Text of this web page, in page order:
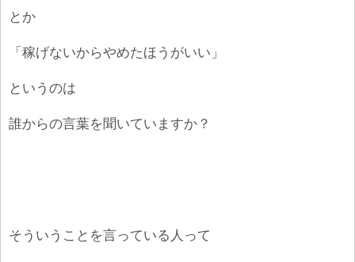
とか
「稼げないからやめたほうがいい」
というのは
誰からの言葉を聞いていますか？
そういうことを言っている人って